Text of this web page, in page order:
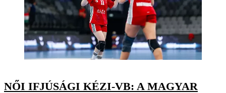
NŐI IFJÚSÁGI KÉZI-VB: A MAGYAR